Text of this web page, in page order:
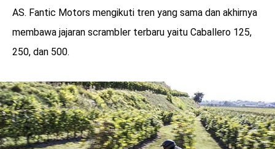
AS. Fantic Motors mengikuti tren yang sama dan akhirnya
membawa jajaran scrambler terbaru yaitu Caballero 125,
250, dan 500.